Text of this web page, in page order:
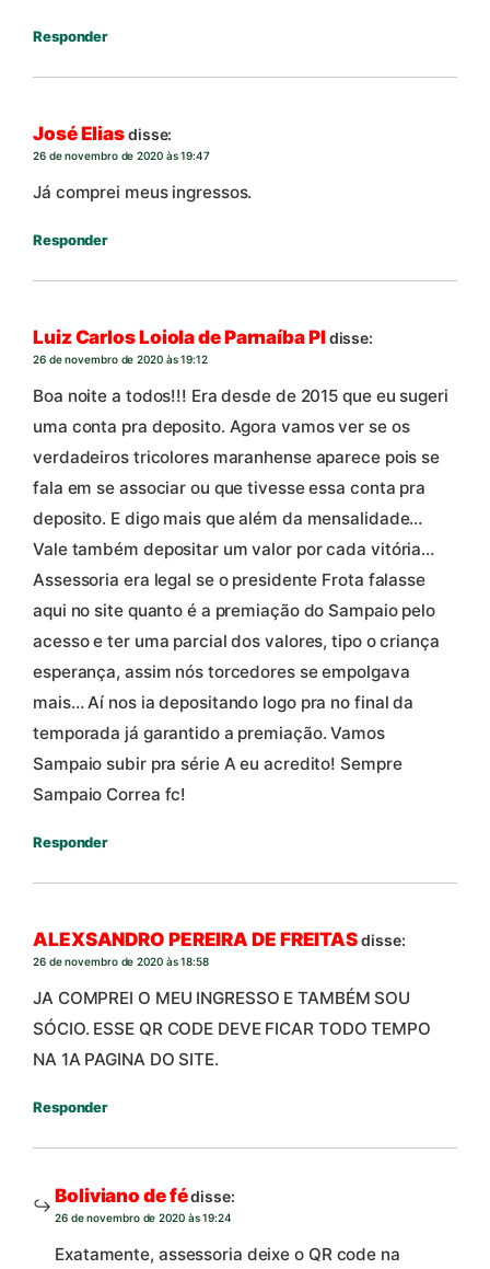
Responder
José Eliasdisse:
26 de novembro de 2020 às 19:47
Já comprei meus ingressos.
Responder
Luiz Carlos Loiola de Parnaíba PIdisse:
26 de novembro de 2020 às 19:12
Boa noite a todos!!! Era desde de 2015 que eu sugeri
uma conta pra deposito. Agora vamos ver se os
verdadeiros tricolores maranhense aparece pois se
fala em se associar ou que tivesse essa conta pra
deposito. E digo mais que além da mensalidade…
Vale também depositar um valor por cada vitória…
Assessoria era legal se o presidente Frota falasse
aqui no site quanto é a premiação do Sampaio pelo
acesso e ter uma parcial dos valores, tipo o criança
esperança, assim nós torcedores se empolgava
mais… Aí nos ia depositando logo pra no final da
temporada já garantido a premiação. Vamos
Sampaio subir pra série A eu acredito! Sempre
Sampaio Correa fc!
Responder
ALEXSANDRO PEREIRA DE FREITASdisse:
26 de novembro de 2020 às 18:58
JA COMPREI O MEU INGRESSO E TAMBÉM SOU
SÓCIO. ESSE QR CODE DEVE FICAR TODO TEMPO
NA 1A PAGINA DO SITE.
Responder
Boliviano de fédisse:
26 de novembro de 2020 às 19:24
Exatamente, assessoria deixe o QR code na